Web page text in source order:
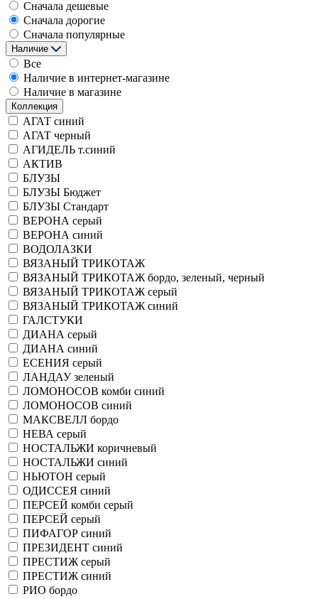
Сначала дешевые
Сначала дорогие
Сначала популярные
Наличие
Все
Наличие в интернет-магазине
Наличие в магазине
Коллекция
АГАТ синий
АГАТ черный
АГИДЕЛЬ т.синий
АКТИВ
БЛУЗЫ
БЛУЗЫ Бюджет
БЛУЗЫ Стандарт
ВЕРОНА серый
ВЕРОНА синий
ВОДОЛАЗКИ
ВЯЗАНЫЙ ТРИКОТАЖ
ВЯЗАНЫЙ ТРИКОТАЖ бордо, зеленый, черный
ВЯЗАНЫЙ ТРИКОТАЖ серый
ВЯЗАНЫЙ ТРИКОТАЖ синий
ГАЛСТУКИ
ДИАНА серый
ДИАНА синий
ЕСЕНИЯ серый
ЛАНДАУ зеленый
ЛОМОНОСОВ комби синий
ЛОМОНОСОВ синий
МАКСВЕЛЛ бордо
НЕВА серый
НОСТАЛЬЖИ коричневый
НОСТАЛЬЖИ синий
НЬЮТОН серый
ОДИССЕЯ синий
ПЕРСЕЙ комби серый
ПЕРСЕЙ серый
ПИФАГОР синий
ПРЕЗИДЕНТ синий
ПРЕСТИЖ серый
ПРЕСТИЖ синий
РИО бордо